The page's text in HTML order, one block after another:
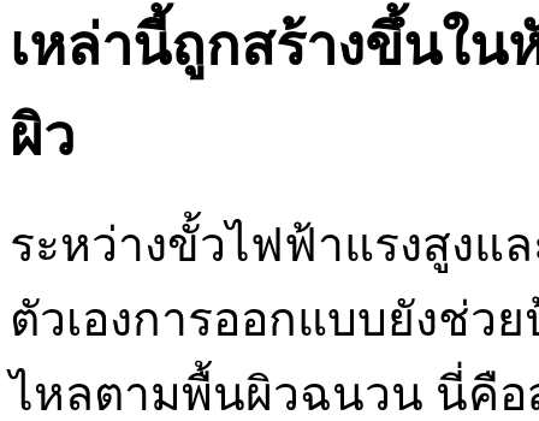
เหล่านี้ถูกสร้างขึ้นใ
ผิว
ระหว่างขั้วไฟฟ้าแรงสูง
ตัวเองการออกแบบยังช่ว
ไหลตามพื้นผิวฉนวน นี่คื